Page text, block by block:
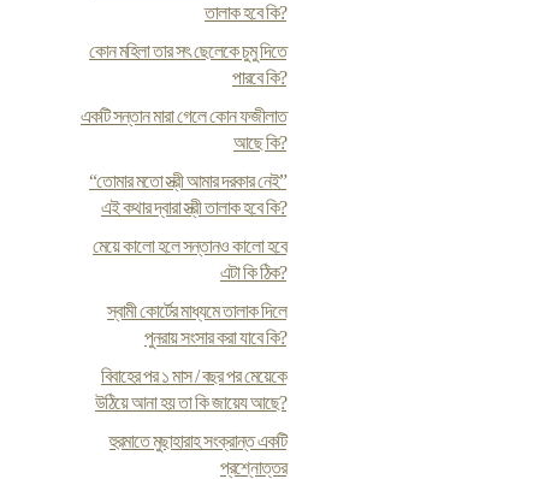
তালাক হবে কি?
কোন মহিলা তার সৎ ছেলেকে চুমু দিতে
পারবে কি?
একটি সন্তান মারা গেলে কোন ফজীলাত
আছে কি?
“তোমার মতো স্ত্রী আমার দরকার নেই”
এই কথার দ্বারা স্ত্রী তালাক হবে কি?
মেয়ে কালো হলে সন্তানও কালো হবে
এটা কি ঠিক?
স্বামী কোর্টের মাধ্যমে তালাক দিলে
পুনরায় সংসার করা যাবে কি?
বিবাহের পর ১ মাস / বছর পর মেয়েকে
উঠিয়ে আনা হয় তা কি জায়েয আছে?
হুরমাতে মুছাহারাহ সংক্রান্ত একটি
প্রশ্নোত্তর